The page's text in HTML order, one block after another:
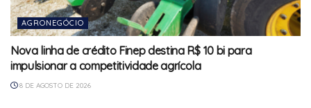
AGRONEGÓCIO
Nova linha de crédito Finep destina R$ 10 bi para
impulsionar a competitividade agrícola
8 DE AGOSTO DE 2026